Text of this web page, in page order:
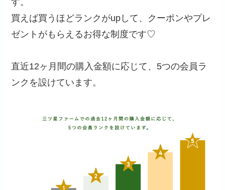
買えば買うほどランクがupして、クーポンやプレ
ゼントがもらえるお得な制度です♡
直近12ヶ月間の購入金額に応じて、5つの会員ラ
ンクを設けています。